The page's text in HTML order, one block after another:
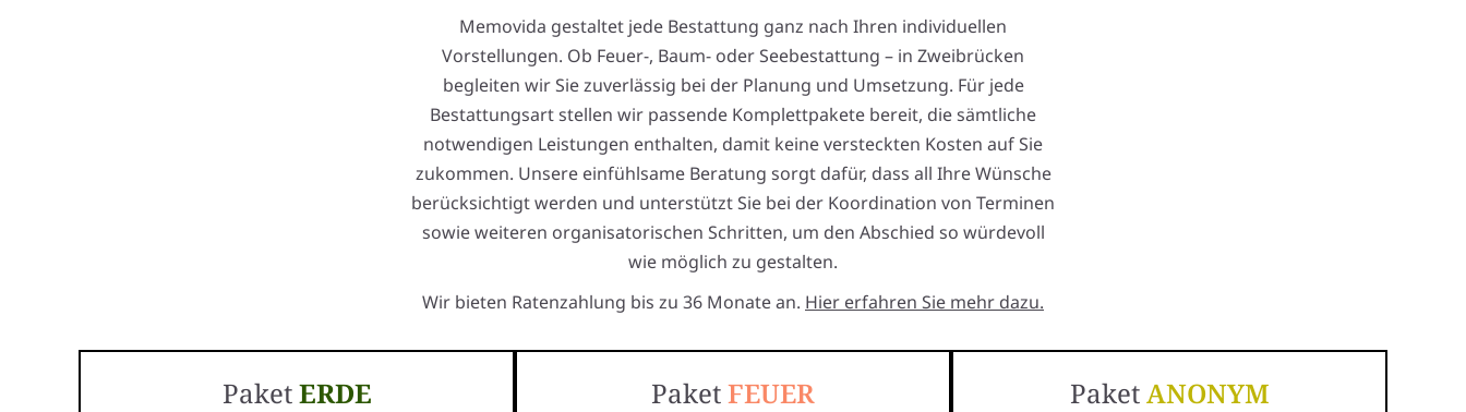
Memovida gestaltet jede Bestattung ganz nach Ihren individuellen
Vorstellungen. Ob Feuer-, Baum- oder Seebestattung – in Zweibrücken
begleiten wir Sie zuverlässig bei der Planung und Umsetzung. Für jede
Bestattungsart stellen wir passende Komplettpakete bereit, die sämtliche
notwendigen Leistungen enthalten, damit keine versteckten Kosten auf Sie
zukommen. Unsere einfühlsame Beratung sorgt dafür, dass all Ihre Wünsche
berücksichtigt werden und unterstützt Sie bei der Koordination von Terminen
sowie weiteren organisatorischen Schritten, um den Abschied so würdevoll
wie möglich zu gestalten.
Wir bieten Ratenzahlung bis zu 36 Monate an. Hier erfahren Sie mehr dazu.
PaketERDE
PaketFEUER
PaketANONYM